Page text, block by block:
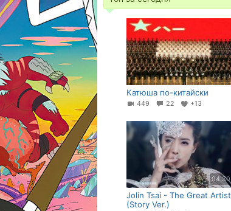
02:10
Катюша по-китайски
449 22 +13
04:30
Jolin Tsai - The Great Artist
(Story Ver.)